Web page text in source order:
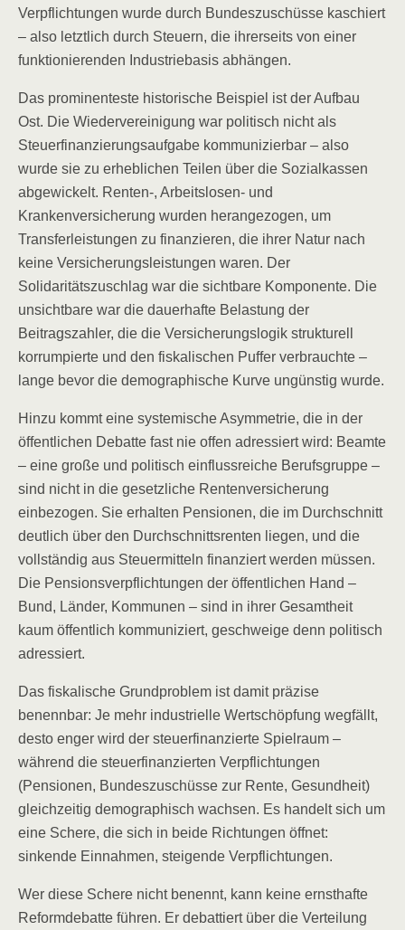
Verpflichtungen wurde durch Bundeszuschüsse kaschiert
– also letztlich durch Steuern, die ihrerseits von einer
funktionierenden Industriebasis abhängen.
Das prominenteste historische Beispiel ist der Aufbau
Ost. Die Wiedervereinigung war politisch nicht als
Steuerfinanzierungsaufgabe kommunizierbar – also
wurde sie zu erheblichen Teilen über die Sozialkassen
abgewickelt. Renten-, Arbeitslosen- und
Krankenversicherung wurden herangezogen, um
Transferleistungen zu finanzieren, die ihrer Natur nach
keine Versicherungsleistungen waren. Der
Solidaritätszuschlag war die sichtbare Komponente. Die
unsichtbare war die dauerhafte Belastung der
Beitragszahler, die die Versicherungslogik strukturell
korrumpierte und den fiskalischen Puffer verbrauchte –
lange bevor die demographische Kurve ungünstig wurde.
Hinzu kommt eine systemische Asymmetrie, die in der
öffentlichen Debatte fast nie offen adressiert wird: Beamte
– eine große und politisch einflussreiche Berufsgruppe –
sind nicht in die gesetzliche Rentenversicherung
einbezogen. Sie erhalten Pensionen, die im Durchschnitt
deutlich über den Durchschnittsrenten liegen, und die
vollständig aus Steuermitteln finanziert werden müssen.
Die Pensionsverpflichtungen der öffentlichen Hand –
Bund, Länder, Kommunen – sind in ihrer Gesamtheit
kaum öffentlich kommuniziert, geschweige denn politisch
adressiert.
Das fiskalische Grundproblem ist damit präzise
benennbar: Je mehr industrielle Wertschöpfung wegfällt,
desto enger wird der steuerfinanzierte Spielraum –
während die steuerfinanzierten Verpflichtungen
(Pensionen, Bundeszuschüsse zur Rente, Gesundheit)
gleichzeitig demographisch wachsen. Es handelt sich um
eine Schere, die sich in beide Richtungen öffnet:
sinkende Einnahmen, steigende Verpflichtungen.
Wer diese Schere nicht benennt, kann keine ernsthafte
Reformdebatte führen. Er debattiert über die Verteilung